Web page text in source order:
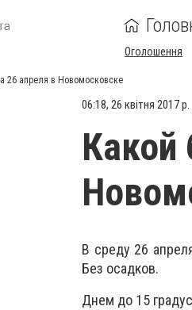
Оголошення
26 апреля в Новомосковске
06:18, 26 квітня 2017 р.
Какой
В среду 26
Без осадков.
Днем до 15